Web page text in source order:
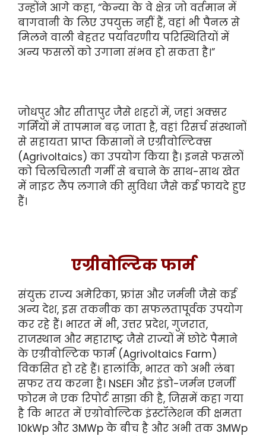
उन्होंने आगे कहा, “केन्या के वे क्षेत्र जो वर्तमान में
बागवानी के लिए उपयुक्त नहीं हैं, वहां भी पैनल से
मिलने वाली बेहतर पर्यावरणीय परिस्थितियों में
अन्य फसलों को उगाना संभव हो सकता है।”
जोधपुर और सीतापुर जैसे शहरों में, जहां अक्सर
गर्मियों में तापमान बढ़ जाता है, वहां रिसर्च संस्थानों
से सहायता प्राप्त किसानों ने एग्रीवोल्टिक्स
(Agrivoltaics) का उपयोग किया है। इनसे फसलों
को चिलचिलाती गर्मी से बचाने के साथ-साथ खेत
में नाइट लैंप लगाने की सुविधा जैसे कई फायदे हुए
हैं।
एग्रीवोल्टिक फार्म
संयुक्त राज्य अमेरिका, फ्रांस और जर्मनी जैसे कई
अन्य देश, इस तकनीक का सफलतापूर्वक उपयोग
कर रहे हैं। भारत में भी, उत्तर प्रदेश, गुजरात,
राजस्थान और महाराष्ट्र जैसे राज्यों में छोटे पैमाने
के एग्रीवोल्टिक फार्म (Agrivoltaics Farm)
विकसित हो रहे हैं। हालांकि, भारत को अभी लंबा
सफर तय करना है। NSEFI और इंडो-जर्मन एनर्जी
फोरम ने एक रिपोर्ट साझा की है, जिसमें कहा गया
है कि भारत में एग्रोवोल्टिक इंस्टॉलेशन की क्षमता
10kWp और 3MWp के बीच है और अभी तक 3MWp